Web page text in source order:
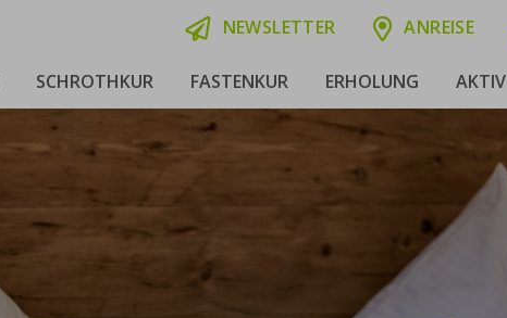
NEWSLETTER ANREISE
SCHROTHKUR FASTENKUR ERHOLUNG AKTIV